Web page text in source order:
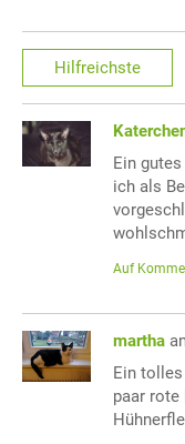
Hilfreichste
Ein
ich als
Auf
martha
Ein tolles
paar rote